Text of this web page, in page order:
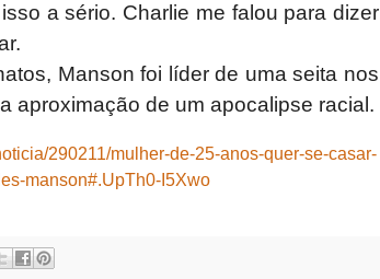
a sério. Charlie me falou para dizer
Manson foi líder de uma seita nos
aproximação de um apocalipse racial.
290211/mulher-de-25-anos-quer-se-casar-
manson#.UpTh0-I5Xwo